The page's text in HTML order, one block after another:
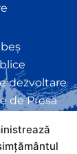
dezvoltare
de Presă